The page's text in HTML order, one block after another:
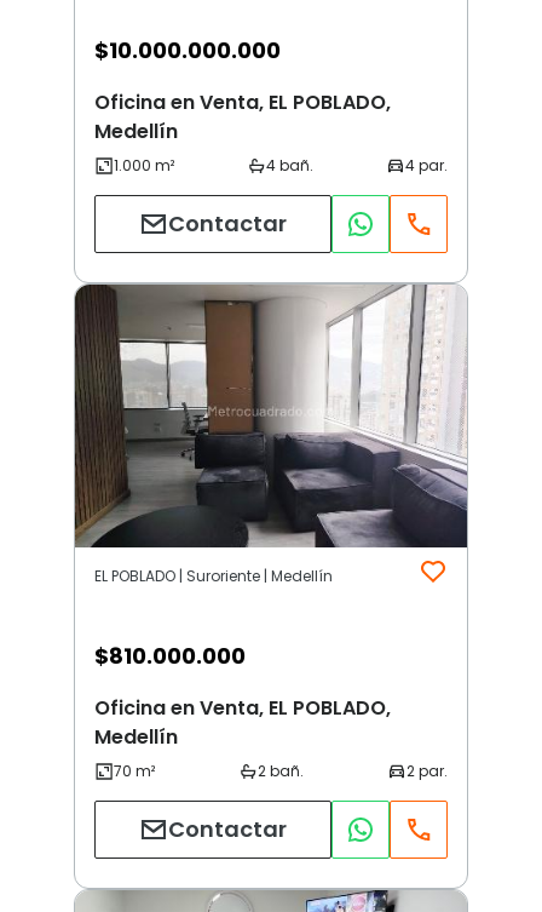
$10.000.000.000
Oficina en Venta, EL POBLADO,
Medellín
Contactar
EL POBLADO | Suroriente | Medellín
$810.000.000
Oficina en Venta, EL POBLADO,
Medellín
Contactar